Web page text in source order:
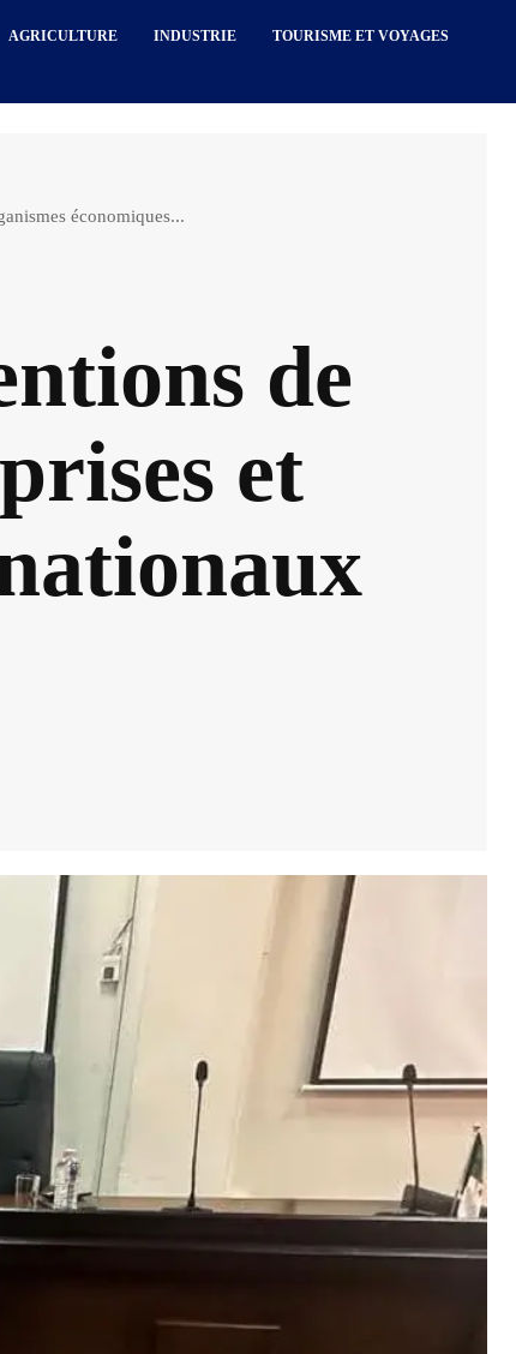
AGRICULTURE INDUSTRIE TOURISME ET VOYAGES
économiques...
de
et